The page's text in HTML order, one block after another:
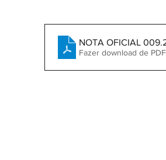
NOTA OFICIAL
Fazer download de PDF